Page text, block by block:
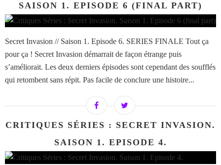
SAISON 1. EPISODE 6 (FINAL PART)
Secret Invasion // Saison 1. Episode 6. SERIES FINALE Tout ça
pour ça ! Secret Invasion démarrait de façon étrange puis
s’améliorait. Les deux derniers épisodes sont cependant des soufflés
qui retombent sans répit. Pas facile de conclure une histoire...
CRITIQUES SÉRIES : SECRET INVASION.
SAISON 1. EPISODE 4.